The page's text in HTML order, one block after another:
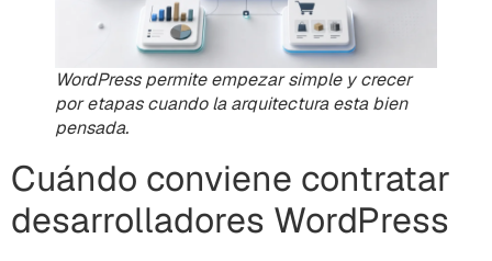
WordPress permite empezar simple y crecer
por etapas cuando la arquitectura esta bien
pensada.
Cuándo conviene contratar
desarrolladores WordPress